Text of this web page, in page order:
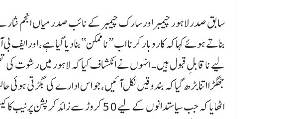
سابق صدر لاہور چیمبر اور سارک چیمبر کے نائب صدر میاں انجم نثار
بناتے ہوئے کہا کہ کاروبار کرنا اب ’’ناممکن‘‘ بنا دیا گیا ہے، اور ایف
لیے ناقابلِ قبول ہیں۔ انہوں نے انکشاف کیا کہ لاہور میں رشوت کی
جھگڑا اتنا بڑھ گیا کہ بندوقیں نکل آئیں، جو اس ادارے کی بگڑتی